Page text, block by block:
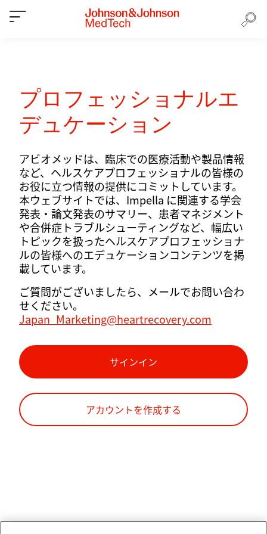
プロフェッショナルエ
デュケーション
アビオメッドは、臨床での医療活動や製品情報
など、ヘルスケアプロフェッショナルの皆様の
お役に立つ情報の提供にコミットしています。
本ウェブサイトでは、Impella に関連する学会
発表・論文発表のサマリー、患者マネジメント
や合併症トラブルシューティングなど、幅広い
トピックを扱ったヘルスケアプロフェッショナ
ルの皆様へのエデュケーションコンテンツを掲
載しています。
ご質問がございましたら、メールでお問い合わ
せください。
Japan_Marketing@heartrecovery.com